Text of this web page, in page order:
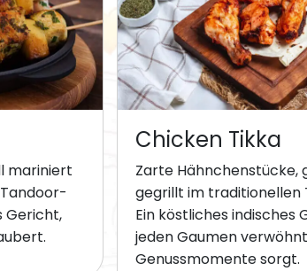
mariniert
Gericht,
Chicken Tikka
Zarte Hähnchenstücke,
gegrillt im traditionellen
Ein köstliches indisches
jeden Gaumen
Genussmomente sorgt.